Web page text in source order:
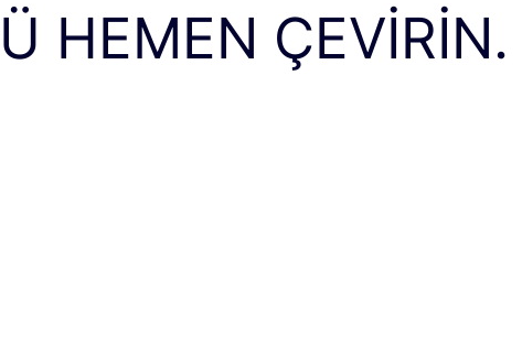
HEMEN ÇEVIRIN.